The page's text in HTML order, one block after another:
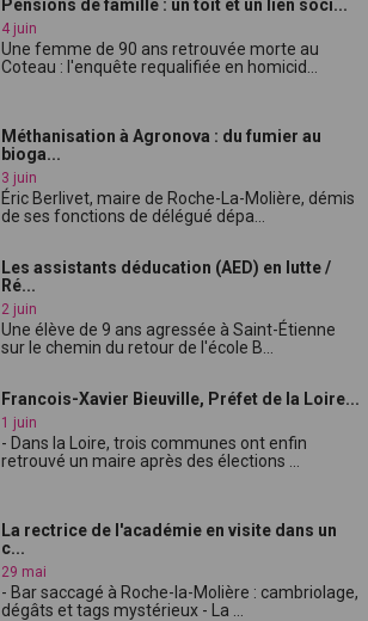
Pensions de famille : un toît et un lien soci...
4 juin
Une femme de 90 ans retrouvée morte au
Coteau : l'enquête requalifiée en homicid...
Méthanisation à Agronova : du fumier au
bioga...
3 juin
Éric Berlivet, maire de Roche-La-Molière, démis
de ses fonctions de délégué dépa...
Les assistants déducation (AED) en lutte /
Ré...
2 juin
Une élève de 9 ans agressée à Saint-Étienne
sur le chemin du retour de l'école B...
Francois-Xavier Bieuville, Préfet de la Loire...
1 juin
- Dans la Loire, trois communes ont enfin
retrouvé un maire après des élections ...
La rectrice de l'académie en visite dans un
c...
29 mai
- Bar saccagé à Roche-la-Molière : cambriolage,
dégâts et tags mystérieux - La ...